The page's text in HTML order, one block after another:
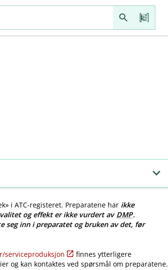
i ATC-registeret. Preparatene har ikke
og effekt er ikke vurdert av DMP.
seg inn i preparatet og bruken av det, før
​serviceproduksjon
finnes ytterligere
og kan kontaktes ved spørsmål om preparatene.